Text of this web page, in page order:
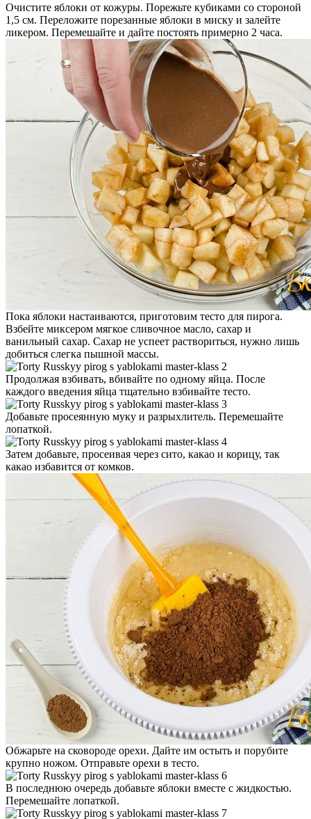
Очистите яблоки от кожуры. Порежьте кубиками со стороной
1,5 см. Переложите порезанные яблоки в миску и залейте
ликером. Перемешайте и дайте постоять примерно 2 часа.
Пока яблоки настаиваются, приготовим тесто для пирога.
Взбейте миксером мягкое сливочное масло, сахар и
ванильный сахар. Сахар не успеет раствориться, нужно лишь
добиться слегка пышной массы.
Продолжая взбивать, вбивайте по одному яйца. После
каждого введения яйца тщательно взбивайте тесто.
Добавьте просеянную муку и разрыхлитель. Перемешайте
лопаткой.
Затем добавьте, просеивая через сито, какао и корицу, так
какао избавится от комков.
Обжарьте на сковороде орехи. Дайте им остыть и порубите
крупно ножом. Отправьте орехи в тесто.
В последнюю очередь добавьте яблоки вместе с жидкостью.
Перемешайте лопаткой.